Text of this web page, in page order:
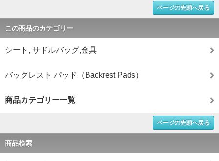
ページの先頭へ戻る
この商品のカテゴリー
シート, サドルバッグ,金具
バックレスト パッド（Backrest Pads）
商品カテゴリー一覧
ページの先頭へ戻る
商品検索